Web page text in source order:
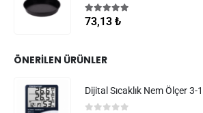
5.005 üzerinden
73,13 ₺
ÖNERILEN ÜRÜNLER
Dijital Sıcaklık Nem Ölçer